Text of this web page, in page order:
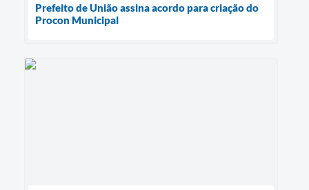
Prefeito de União assina acordo para criação do
Procon Municipal